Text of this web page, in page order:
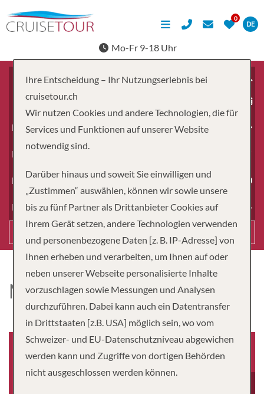
DE
Mo-Fr 9-18 Uhr
Erwachsene
Kinder
Dauer
Reiseart
MS DNEPR
Baujahr
Besatzung
Ihre Entscheidung – Ihr Nutzungserlebnis bei
cruisetour.ch
Wir nutzen Cookies und andere Technologien, die für
Services und Funktionen auf unserer Website
notwendig sind.
Darüber hinaus und soweit Sie einwilligen und
„Zustimmen“ auswählen, können wir sowie unsere
bis zu fünf Partner als Drittanbieter Cookies auf
Ihrem Gerät setzen, andere Technologien verwenden
und personenbezogene Daten [z. B. IP-Adresse] von
Ihnen erheben und verarbeiten, um Ihnen auf oder
neben unserer Webseite personalisierte Inhalte
vorzuschlagen sowie Messungen und Analysen
durchzuführen. Dabei kann auch ein Datentransfer
in Drittstaaten [z.B. USA] möglich sein, wo vom
Schweizer- und EU-Datenschutzniveau abgewichen
werden kann und Zugriffe von dortigen Behörden
nicht ausgeschlossen werden können.